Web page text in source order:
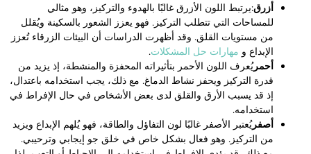
أزرق:يرتبط اللون الأزرق غالبًا بالهدوء والتركيز، وهو مثالي
للمساحات التي تتطلب التركيز. فهو يعزز الشعور بالسكينة ويُقلل
من مستويات القلق. وقد أظهرت الدراسات أن البيئات الزرقاء تُعزز
الإبداع و مهارات حل المشكلات.
أحمريُعرف اللون الأحمر بتأثيراته المحفزة والمنشطة، إذ يزيد من
قدرة التركيز ويحفز نشاط الدماغ. مع ذلك، يجب استخدامه باعتدال،
إذ قد يسبب الأرق والقلق لدى بعض الأشخاص في حال الإفراط في
استخدامه.
أصفريُعتبر الأصفر غالبًا لون التفاؤل والطاقة، فهو يُلهم الإبداع ويزيد
من التركيز. وهو فعال بشكل خاص في خلق جو إيجابي وترحيبي.